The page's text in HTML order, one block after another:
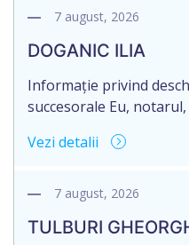
7 august, 2026
DOGANIC ILIA
Informație privind
succesorale Eu,
notific Moștenitorii/
notariale în urma
2007040006216.
Vezi detalii
7 august, 2026
TULBURI